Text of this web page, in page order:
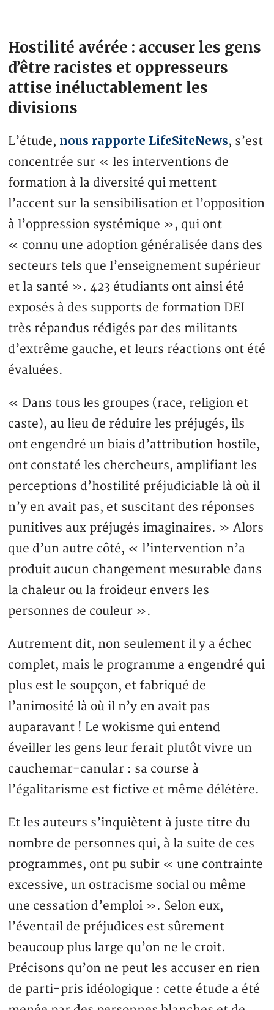
Hostilité avérée : accuser les gens
d’être racistes et oppresseurs
attise inéluctablement les
divisions
L’étude, nous rapporte LifeSiteNews, s’est
concentrée sur « les interventions de
formation à la diversité qui mettent
l’accent sur la sensibilisation et l’opposition
à l’oppression systémique », qui ont
« connu une adoption généralisée dans des
secteurs tels que l’enseignement supérieur
et la santé ». 423 étudiants ont ainsi été
exposés à des supports de formation DEI
très répandus rédigés par des militants
d’extrême gauche, et leurs réactions ont été
évaluées.
« Dans tous les groupes (race, religion et
caste), au lieu de réduire les préjugés, ils
ont engendré un biais d’attribution hostile,
ont constaté les chercheurs, amplifiant les
perceptions d’hostilité préjudiciable là où il
n’y en avait pas, et suscitant des réponses
punitives aux préjugés imaginaires. » Alors
que d’un autre côté, « l’intervention n’a
produit aucun changement mesurable dans
la chaleur ou la froideur envers les
personnes de couleur ».
Autrement dit, non seulement il y a échec
complet, mais le programme a engendré qui
plus est le soupçon, et fabriqué de
l’animosité là où il n’y en avait pas
auparavant ! Le wokisme qui entend
éveiller les gens leur ferait plutôt vivre un
cauchemar-canular : sa course à
l’égalitarisme est fictive et même délétère.
Et les auteurs s’inquiètent à juste titre du
nombre de personnes qui, à la suite de ces
programmes, ont pu subir « une contrainte
excessive, un ostracisme social ou même
une cessation d’emploi ». Selon eux,
l’éventail de préjudices est sûrement
beaucoup plus large qu’on ne le croit.
Précisons qu’on ne peut les accuser en rien
de parti-pris idéologique : cette étude a été